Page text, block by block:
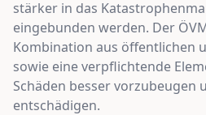
stärker in das
eingebunden werden. Der
Kombination aus öffentlichen
sowie eine verpflichtende
Schäden besser vorzubeugen
entschädigen.